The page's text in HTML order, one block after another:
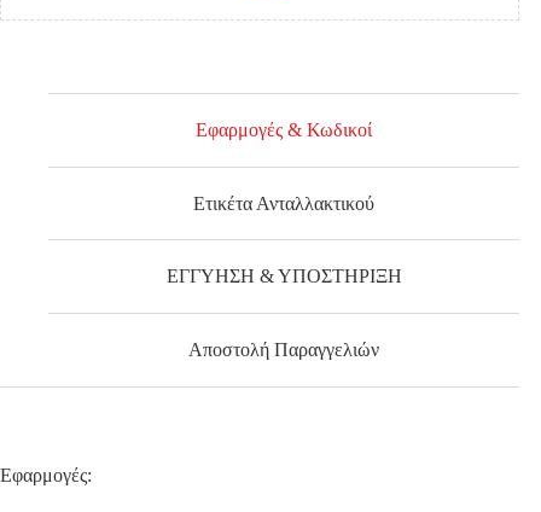
Εφαρμογές & Κωδικοί
Ετικέτα Ανταλλακτικού
ΕΓΓΥΗΣΗ & ΥΠΟΣΤΗΡΙΞΗ
Αποστολή Παραγγελιών
Εφαρμογές: